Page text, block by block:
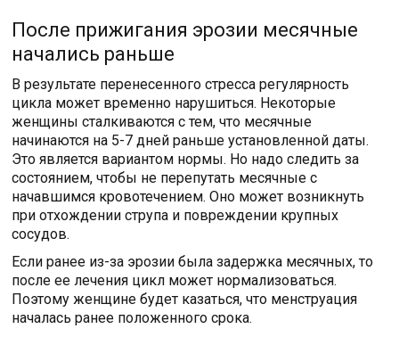
После прижигания эрозии месячные
начались раньше
В результате перенесенного стресса регулярность
цикла может временно нарушиться. Некоторые
женщины сталкиваются с тем, что месячные
начинаются на 5-7 дней раньше установленной даты.
Это является вариантом нормы. Но надо следить за
состоянием, чтобы не перепутать месячные с
начавшимся кровотечением. Оно может возникнуть
при отхождении струпа и повреждении крупных
сосудов.
Если ранее из-за эрозии была задержка месячных, то
после ее лечения цикл может нормализоваться.
Поэтому женщине будет казаться, что менструация
началась ранее положенного срока.